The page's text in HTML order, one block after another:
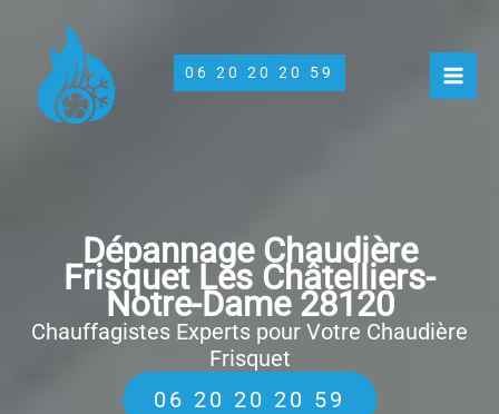
contenu
06 20 20 20 59
Dépannage Chaudière
Frisquet Les Châtelliers-
Notre-Dame 28120
Chauffagistes Experts pour Votre Chaudière
Frisquet
06 20 20 20 59